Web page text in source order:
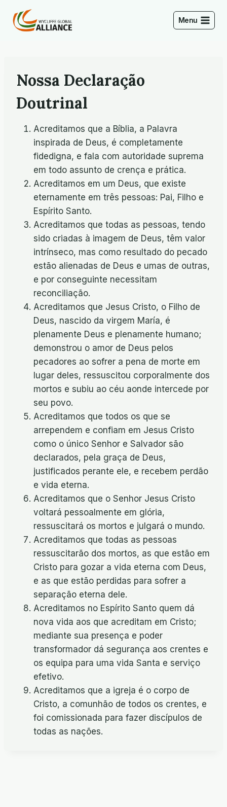
content
Menu
Nossa Declaração
Doutrinal
Acreditamos que a Bíblia, a Palavra
inspirada de Deus, é completamente
fidedigna, e fala com autoridade suprema
em todo assunto de crença e prática.
Acreditamos em um Deus, que existe
eternamente em três pessoas: Pai, Filho e
Espírito Santo.
Acreditamos que todas as pessoas, tendo
sido criadas à imagem de Deus, têm valor
intrínseco, mas como resultado do pecado
estão alienadas de Deus e umas de outras,
e por conseguinte necessitam
reconciliação.
Acreditamos que Jesus Cristo, o Filho de
Deus, nascido da virgem María, é
plenamente Deus e plenamente humano;
demonstrou o amor de Deus pelos
pecadores ao sofrer a pena de morte em
lugar deles, ressuscitou corporalmente dos
mortos e subiu ao céu aonde intercede por
seu povo.
Acreditamos que todos os que se
arrependem e confiam em Jesus Cristo
como o único Senhor e Salvador são
declarados, pela graça de Deus,
justificados perante ele, e recebem perdão
e vida eterna.
Acreditamos que o Senhor Jesus Cristo
voltará pessoalmente em glória,
ressuscitará os mortos e julgará o mundo.
Acreditamos que todas as pessoas
ressuscitarão dos mortos, as que estão em
Cristo para gozar a vida eterna com Deus,
e as que estão perdidas para sofrer a
separação eterna dele.
Acreditamos no Espírito Santo quem dá
nova vida aos que acreditam em Cristo;
mediante sua presença e poder
transformador dá segurança aos crentes e
os equipa para uma vida Santa e serviço
efetivo.
Acreditamos que a igreja é o corpo de
Cristo, a comunhão de todos os crentes, e
foi comissionada para fazer discípulos de
todas as nações.